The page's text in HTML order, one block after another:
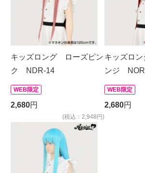
キッズロング ローズピン
ク NDR-14
WEB限定
2,680円
(税込：2,948円)
キッズロ
ンジ
WEB限定
2,680円